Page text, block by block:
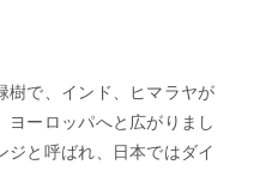
樹で、インド、ヒマラヤが
ヨーロッパへと広がりまし
ジと呼ばれ、日本ではダイ